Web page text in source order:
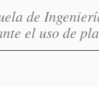
de
el uso de